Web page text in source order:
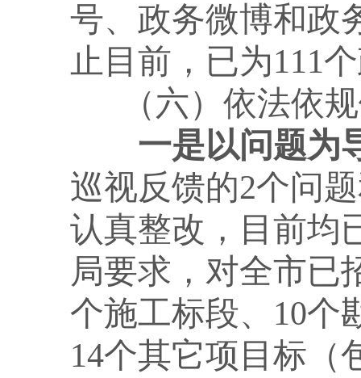
号、政务微博和政
止目前，已为111
（六）依法依
一是以问题为
巡视反馈的2个问
认真整改，目前均
局要求，对全市已
个施工标段、10个
14个其它项目标（